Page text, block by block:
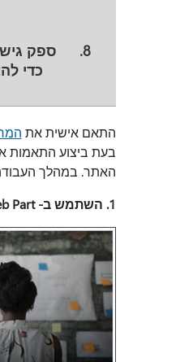
ספק
כדי
התאם אישית את
בעת ביצוע התאמות
האתר. במהלך
1. השתמש ב- Web Part תמונה בולטת כדי לסמן מצב פרוייקט